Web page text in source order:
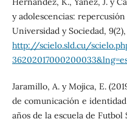
y adolescencias:
Universidad y Sociedad,
http://scielo.sld.cu/
Jaramillo, A. y Mojica, E.
de comunicación e
años de la escuela de Futbol